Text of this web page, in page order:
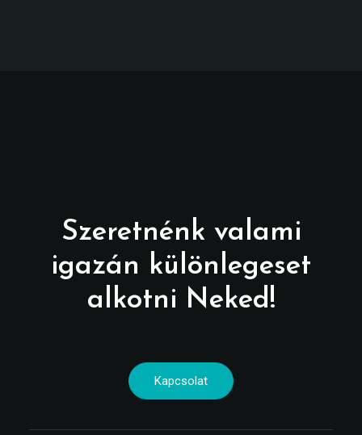
Szeretnénk valami
igazán különlegeset
alkotni Neked!
Kapcsolat